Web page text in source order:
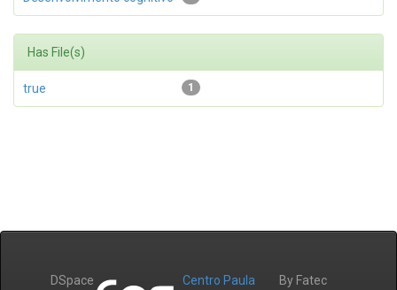
Has File(s)
1
true
DSpace
Centro Paula
By Fatec